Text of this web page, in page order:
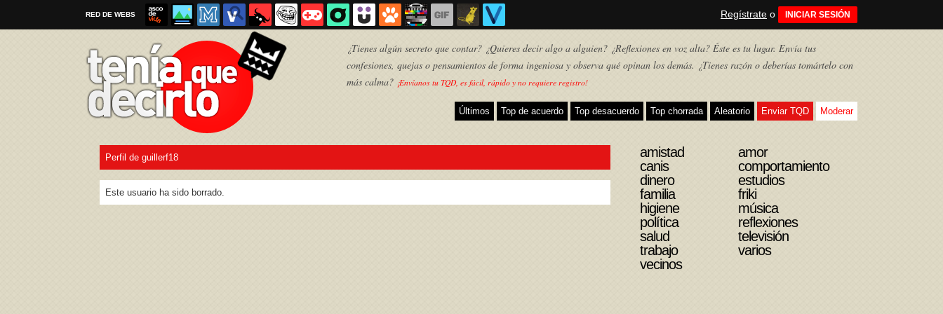
RED DE WEBS Regístrate o INICIAR SESIÓN
¿Tienes algún secreto que contar? ¿Quieres decir algo a alguien? ¿Reflexiones en voz alta? Éste es tu lugar. Envía tus
confesiones, quejas o pensamientos de forma ingeniosa y observa qué opinan los demás. ¿Tienes razón o deberías tomártelo con
más calma? ¡Envíanos tu TQD, es fácil, rápido y no requiere registro!
Últimos Top de acuerdo Top desacuerdo Top chorrada Aleatorio Enviar TQD Moderar
Por favor, respeta las
Perfil de guillerf18
Este usuario ha sido borrado.
amistad
amor
canis
comportamiento
dinero
estudios
familia
friki
higiene
música
política
reflexiones
salud
televisión
trabajo
varios
vecinos